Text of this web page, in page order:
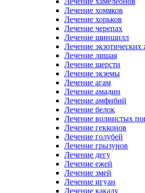
Лечение хомяков
Лечение хорьков
Лечение черепах
Лечение шиншилл
Лечение
Лечение лишая
Лечение шерсти
Лечение экземы
Лечение агам
Лечение амадин
Лечение амфибий
Лечение белок
Лечение волнистых
Лечение гекконов
Лечение голубей
Лечение грызунов
Лечение дегу
Лечение ежей
Лечение змей
Лечение игуан
Лечение какаду